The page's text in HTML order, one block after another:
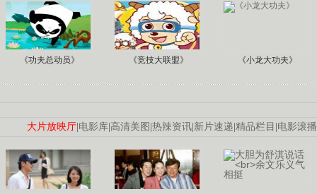
《功夫总动员》 《竞技大联盟》 《小龙大功夫》
大片放映厅 电影库 高清美图 热辣资讯 新片速递 精品栏目 电影滚播